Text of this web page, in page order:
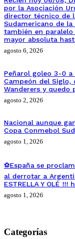
por la Asociación
director técnico de
Sudamericano de
también en
mayor absoluta
agosto 6, 2026
Peñarol goleo 3-0
Campeón del
Wanderers y quedo
agosto 2, 2026
Nacional aunque
Copa Conmebol
agosto 1, 2026
⚽España se
al derrotar a
ESTRELLA Y OLÉ
agosto 1, 2026
Categorías